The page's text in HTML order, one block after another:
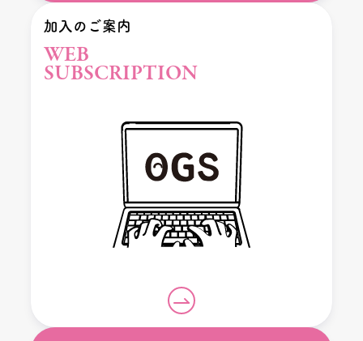
加入のご案内
WEB
SUBSCRIPTION